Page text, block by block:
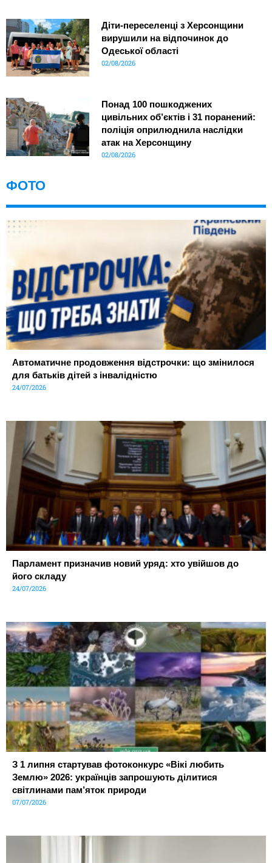
Діти-переселенці з Херсонщини
вирушили на відпочинок до
Одеської області
02/08/2026
Понад 100 пошкоджених
цивільних об’єктів і 31 поранений:
поліція оприлюднила наслідки
атак на Херсонщину
02/08/2026
ФОТО
Автоматичне продовження відстрочки: що змінилося
для батьків дітей з інвалідністю
24/07/2026
Парламент призначив новий уряд: хто увійшов до
його складу
24/07/2026
З 1 липня стартував фотоконкурс «Вікі любить
Землю» 2026: українців запрошують ділитися
світлинами пам’яток природи
07/07/2026